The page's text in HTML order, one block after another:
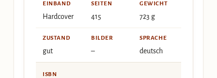
EINBAND
Hardcover
SEITEN
415
GEWICHT
723 g
ZUSTAND
gut
BILDER
–
SPRACHE
deutsch
ISBN